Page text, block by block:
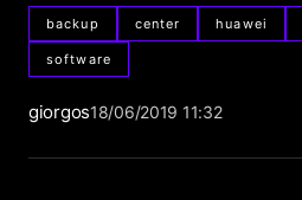
backup center huawei
software
giorgos18/06/2019 11:32